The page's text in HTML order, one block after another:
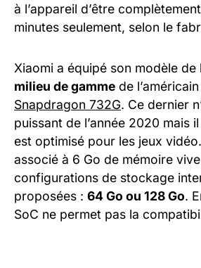
à l’appareil d’être
minutes seulement, selon le
Xiaomi a équipé son modèle de
milieu de gamme de
Snapdragon 732G. Ce dernier
puissant de l’année 2020 mais
est optimisé pour les jeux
associé à 6 Go de mémoire
configurations de stockage
proposées : 64 Go ou 128 Go.
SoC ne permet pas la